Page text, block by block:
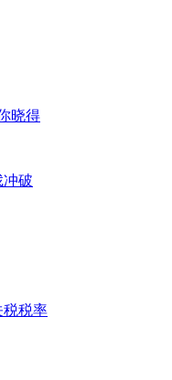
晓得
破
税税率